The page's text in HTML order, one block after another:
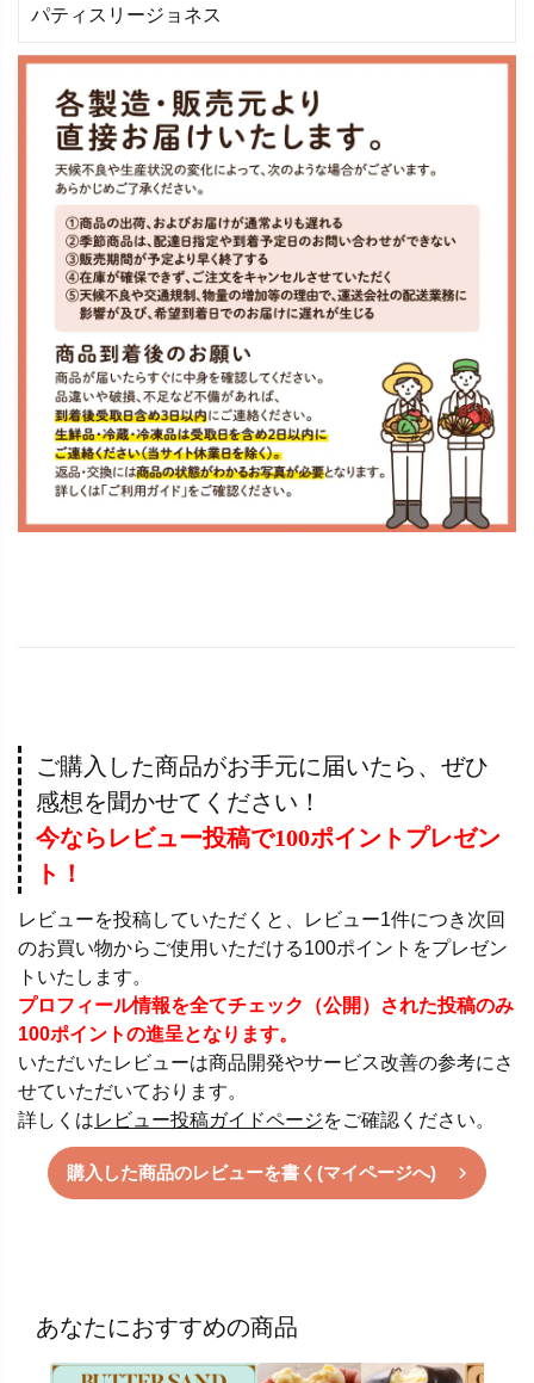
パティスリージョネス
ご購入した商品がお手元に届いたら、ぜひ
感想を聞かせてください！
今ならレビュー投稿で100ポイントプレゼン
ト！
レビューを投稿していただくと、レビュー1件につき次回
のお買い物からご使用いただける100ポイントをプレゼン
トいたします。
プロフィール情報を全てチェック（公開）された投稿のみ
100ポイントの進呈となります。
いただいたレビューは商品開発やサービス改善の参考にさ
せていただいております。
詳しくはレビュー投稿ガイドページをご確認ください。
購入した商品のレビューを書く(マイページへ)
あなたにおすすめの商品